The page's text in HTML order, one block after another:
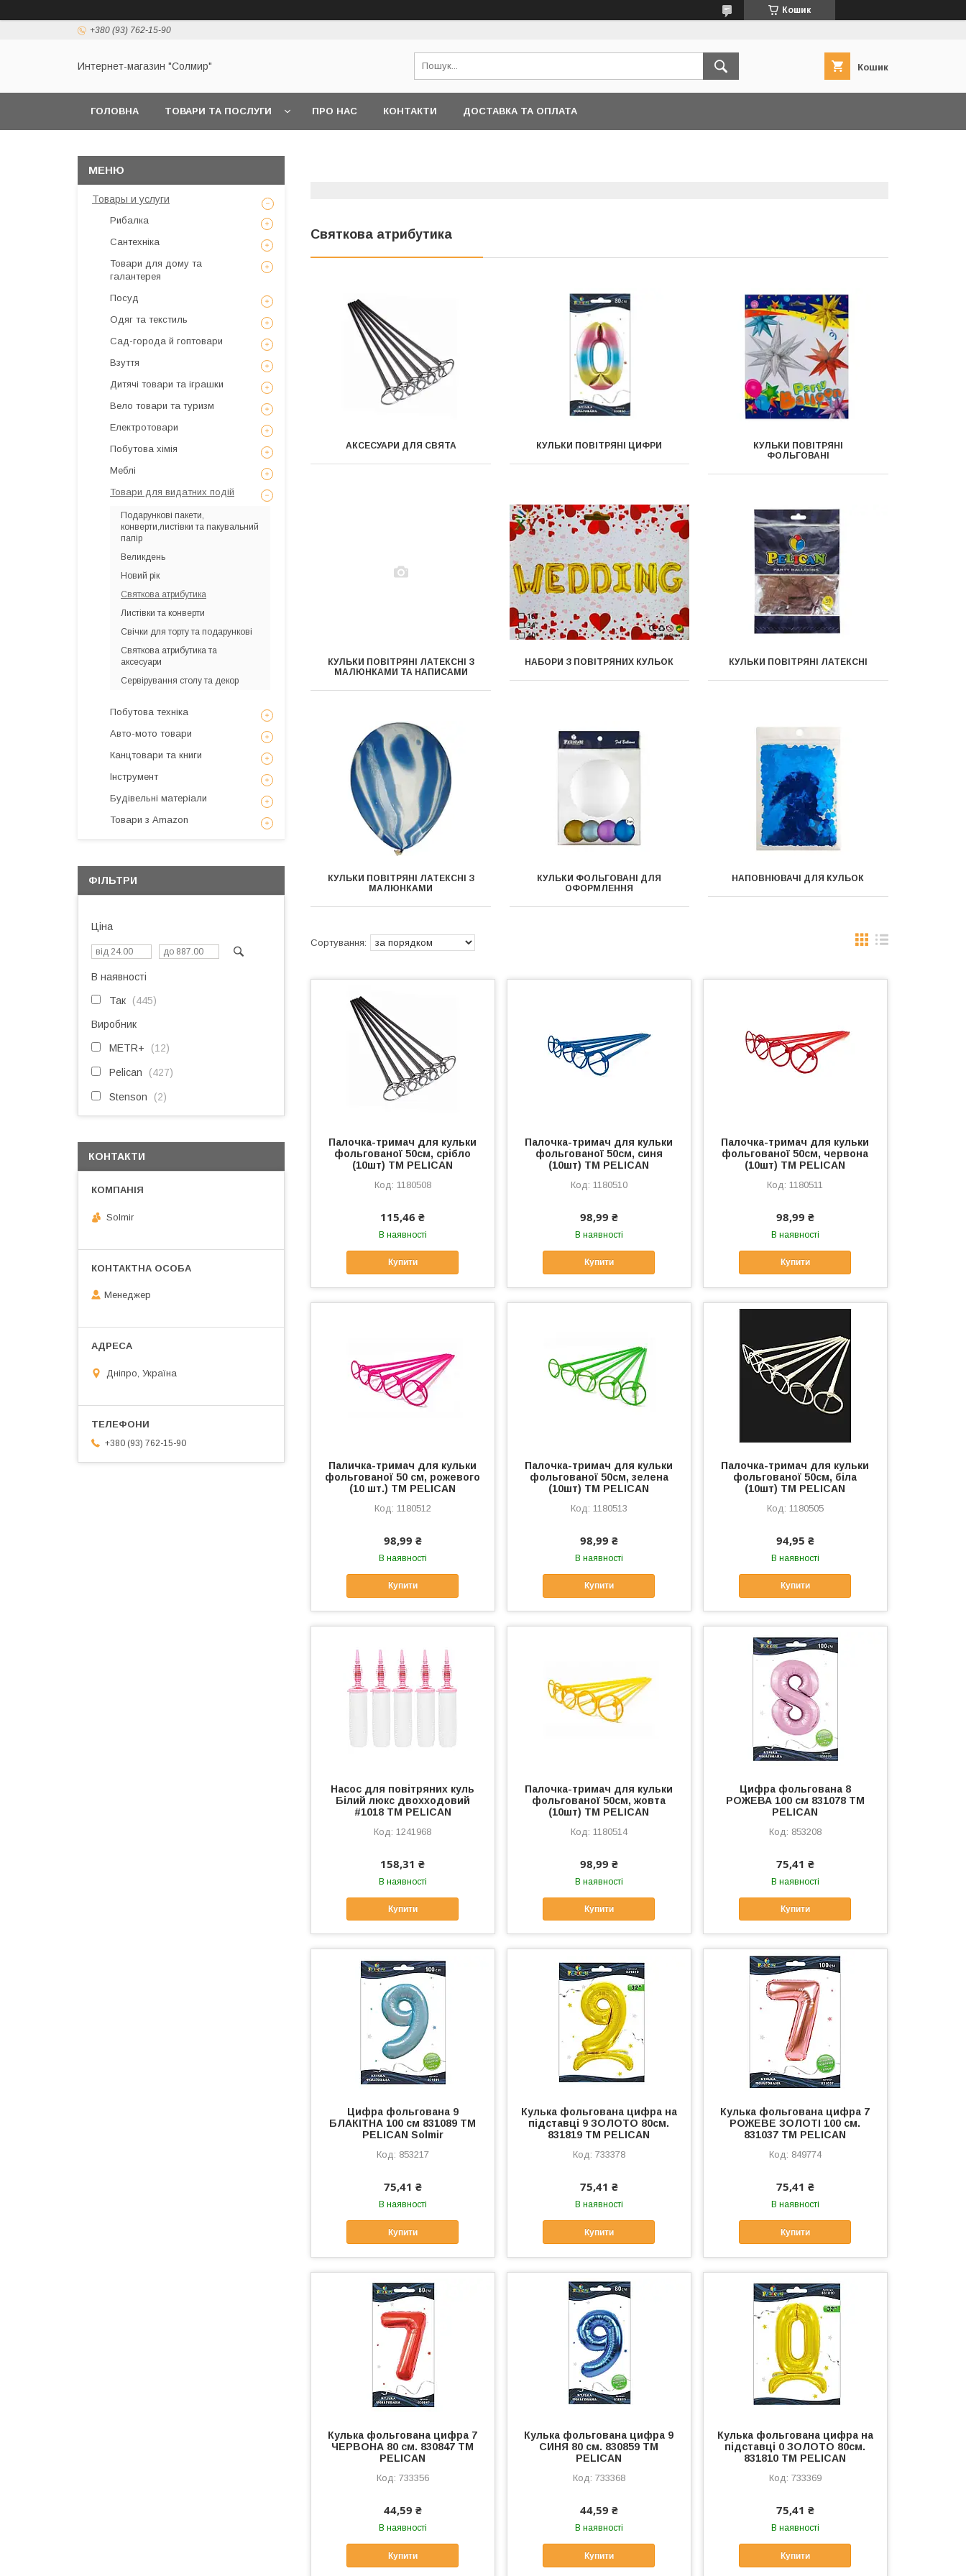
Кошик
+380 (93) 762-15-90
Интернет-магазин "Солмир" Кошик
ГОЛОВНА ТОВАРИ ТА ПОСЛУГИ ПРО НАС КОНТАКТИ ДОСТАВКА ТА ОПЛАТА
Святкова атрибутика
АКСЕСУАРИ ДЛЯ СВЯТА КУЛЬКИ ПОВІТРЯНІ ЦИФРИ
КУЛЬКИ ПОВІТРЯНІ
ФОЛЬГОВАНІ
КУЛЬКИ ПОВІТРЯНІ ЛАТЕКСНІ З
МАЛЮНКАМИ ТА НАПИСАМИ
НАБОРИ З ПОВІТРЯНИХ КУЛЬОК КУЛЬКИ ПОВІТРЯНІ ЛАТЕКСНІ
КУЛЬКИ ПОВІТРЯНІ ЛАТЕКСНІ З
МАЛЮНКАМИ
КУЛЬКИ ФОЛЬГОВАНІ ДЛЯ
ОФОРМЛЕННЯ
НАПОВНЮВАЧІ ДЛЯ КУЛЬОК
Палочка-тримач для кульки
фольгованої 50см, срібло
(10шт) ТМ PELICAN
1180508
115,46 ₴
В наявності
Купити
Палочка-тримач для кульки
фольгованої 50см, синя
(10шт) ТМ PELICAN
1180510
98,99 ₴
В наявності
Купити
Палочка-тримач для кульки
фольгованої 50см, червона
(10шт) ТМ PELICAN
1180511
98,99 ₴
В наявності
Купити
Паличка-тримач для кульки
фольгованої 50 см, рожевого
(10 шт.) ТМ PELICAN
1180512
98,99 ₴
В наявності
Купити
Палочка-тримач для кульки
фольгованої 50см, зелена
(10шт) ТМ PELICAN
1180513
98,99 ₴
В наявності
Купити
Палочка-тримач для кульки
фольгованої 50см, біла
(10шт) ТМ PELICAN
1180505
94,95 ₴
В наявності
Купити
Насос для повітряних куль
Білий люкс двохходовий
#1018 ТМ PELICAN
1241968
158,31 ₴
В наявності
Купити
Палочка-тримач для кульки
фольгованої 50см, жовта
(10шт) ТМ PELICAN
1180514
98,99 ₴
В наявності
Купити
Цифра фольгована 8
РОЖЕВА 100 см 831078 ТМ
PELICAN
853208
75,41 ₴
В наявності
Купити
Цифра фольгована 9
БЛАКІТНА 100 см 831089 ТМ
PELICAN Solmir
853217
75,41 ₴
В наявності
Купити
Кулька фольгована цифра на
підставці 9 ЗОЛОТО 80см.
831819 ТМ PELICAN
733378
75,41 ₴
В наявності
Купити
Кулька фольгована цифра 7
РОЖЕВЕ ЗОЛОТІ 100 см.
831037 ТМ PELICAN
849774
75,41 ₴
В наявності
Купити
Кулька фольгована цифра 7
ЧЕРВОНА 80 см. 830847 ТМ
PELICAN
733356
44,59 ₴
В наявності
Купити
Кулька фольгована цифра 9
СИНЯ 80 см. 830859 ТМ
PELICAN
733368
44,59 ₴
В наявності
Купити
Кулька фольгована цифра на
підставці 0 ЗОЛОТО 80см.
831810 ТМ PELICAN
733369
75,41 ₴
В наявності
Купити
Товары и услуги
Рибалка
Сантехніка
Товари для дому та
галантерея
Посуд
Одяг та текстиль
Сад-города й гоптовари
Взуття
Дитячі товари та іграшки
Вело товари та туризм
Електротовари
Побутова хімія
Меблі
Товари для видатних подій
Подарункові пакети,
конверти,листівки та пакувальний
папір
Великдень
Новий рік
Святкова атрибутика
Листівки та конверти
Свічки для торту та подарункові
Святкова атрибутика та
аксесуари
Сервірування столу та декор
Побутова техніка
Авто-мото товари
Канцтовари та книги
Інструмент
Будівельні матеріали
Товари з Amazon
ФІЛЬТРИ
Ціна
В наявності
Так 445
Виробник
METR+ 12
Pelican 427
Stenson 2
КОНТАКТИ
Solmir
Менеджер
Дніпро, Україна
+380 (93) 762-15-90